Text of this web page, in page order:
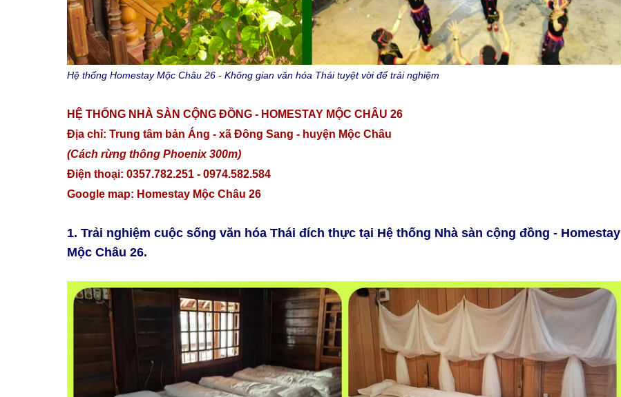
Hệ thống Homestay Mộc Châu 26 - Không gian văn hóa Thái tuyệt vời để trải nghiệm
HỆ THỐNG NHÀ SÀN CỘNG ĐỒNG - HOMESTAY MỘC CHÂU 26
Địa chỉ: Trung tâm bản Áng - xã Đông Sang - huyện Mộc Châu
(Cách rừng thông Phoenix 300m)
Điện thoại: 0357.782.251 - 0974.582.584
Google map: Homestay Mộc Châu 26
1. Trải nghiệm cuộc sống văn hóa Thái đích thực tại Hệ thống Nhà sàn cộng đồng - Homestay
Mộc Châu 26.